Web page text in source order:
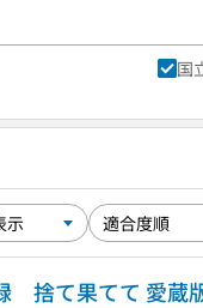
国
捨て果てて 愛蔵